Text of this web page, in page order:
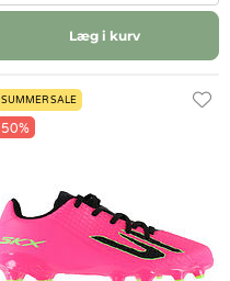
Læg i kurv
SUMMER SALE
50%